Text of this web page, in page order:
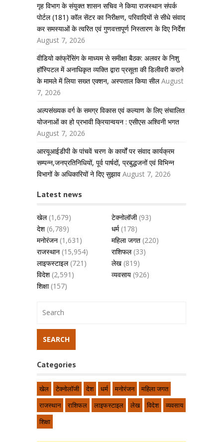
गृह विभाग के संयुक्त शासन सचिव ने किया राजस्थान संपर्क
पोर्टल (181) कॉल सेंटर का निरीक्षण, परिवादियों से सीधे संवाद
कर समस्याओं के त्वरित एवं गुणवत्तापूर्ण निस्तारण के दिए निर्देश
August 7, 2026
वीडियो कांफ्रेंसिंग के माध्यम से समीक्षा बैठक: अलवर के निशु
हॉस्पिटल में अनाधिकृत व्यक्ति द्वारा प्रसूता की डिलीवरी कराने
के मामले में लिया सख्त एक्शन, अस्पताल किया सील August
7, 2026
अल्पसंख्यक वर्ग के समग्र विकास एवं कल्याण के लिए संचालित
योजनाओं का हो प्रभावी क्रियान्वयन : एसीएस अश्विनी भगत
August 7, 2026
आरयूआईडीपी के पांचवें चरण के कार्यों पर संवाद कार्यक्रम
सम्पन्न,जनप्रतिनिधियों, पूर्व पार्षदों, प्रबुद्धजनों एवं विभिन्न
विभागों के अधिकारियों ने दिए सुझाव August 7, 2026
Latest news
खेल(1,679) टेक्नोलॉजी(93)
देश(6,789) धर्म(178)
मनोरंजन (1,631) महिला जगत (220)
राजस्थान (15,954) राशिफल(33)
लाइफस्टाइल(721) लेख (819)
विदेश(2,591) व्यवसाय (926)
शिक्षा(157)
Categories
खेल टेक्नोलॉजी देश धर्म मनोरंजन
महिला जगत
राजस्थान
राशिफल लाइफस्टाइल लेख विदेश
व्यवसाय
शिक्षा